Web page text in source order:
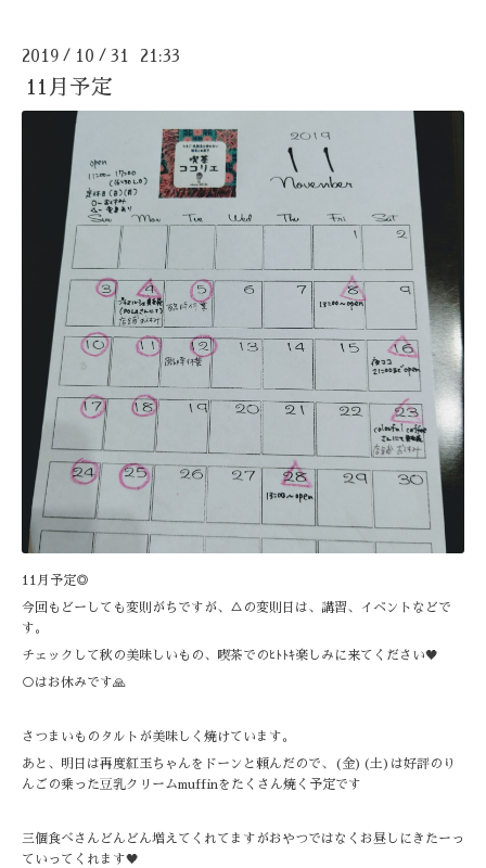
2019 / 10 / 31 21:33
11月予定
11月予定◎
今回もどーしても変則がちですが、△の変則日は、講習、イベントなどで
す。
チェックして秋の美味しいもの、喫茶でのﾋﾄﾄｷ楽しみに来てください🖤
○はお休みです🙏
さつまいものタルトが美味しく焼けています。
あと、明日は再度紅玉ちゃんをドーンと頼んだので、(金)(土)は好評のり
んごの乗った豆乳クリームmuffinをたくさん焼く予定です
三個食べさんどんどん増えてくれてますがおやつではなくお昼しにきたーっ
ていってくれます🖤